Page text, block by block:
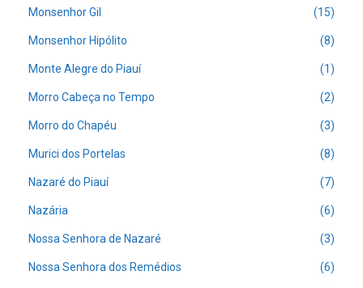
Monsenhor Gil (15)
Monsenhor Hipólito (8)
Monte Alegre do Piauí (1)
Morro Cabeça no Tempo (2)
Morro do Chapéu (3)
Murici dos Portelas (8)
Nazaré do Piauí (7)
Nazária (6)
Nossa Senhora de Nazaré (3)
Nossa Senhora dos Remédios (6)